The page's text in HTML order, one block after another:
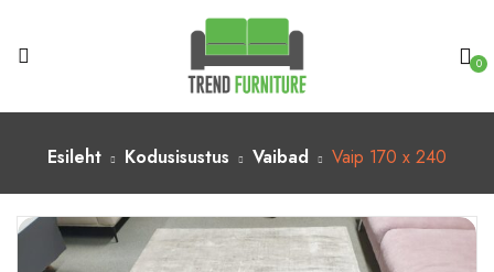
0
Esileht Kodusisustus Vaibad Vaip 170 x 240